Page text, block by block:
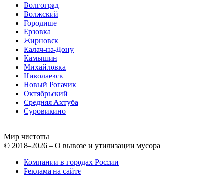
Волгоград
Волжский
Городище
Ерзовка
Жирновск
Калач-на-Дону
Камышин
Михайловка
Николаевск
Новый Рогачик
Октябрьский
Средняя Ахтуба
Суровикино
Мир чистоты
© 2018–2026 – О вывозе и утилизации мусора
Компании в городах России
Реклама на сайте